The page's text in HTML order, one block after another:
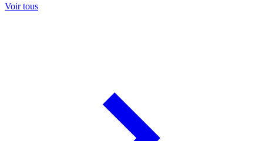
Voir tous